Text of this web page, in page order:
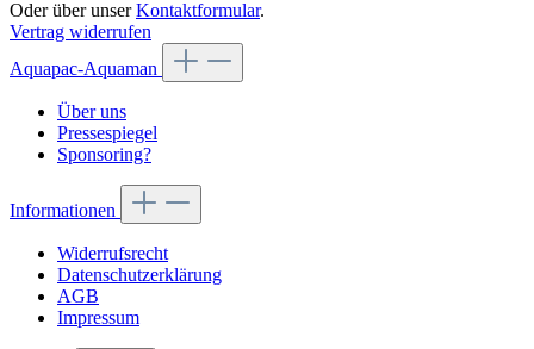
Oder über unserKontaktformular.
Vertrag widerrufen
Aquapac-Aquaman
Über uns
Pressespiegel
Sponsoring?
Informationen
Widerrufsrecht
Datenschutzerklärung
AGB
Impressum